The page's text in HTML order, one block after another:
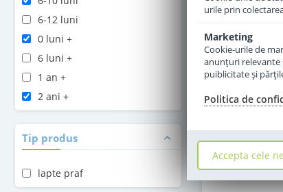
6-12 luni
0 luni +
6 luni +
1 an +
2 ani +
Tip produs
lapte praf
Formula de
in
69
urile prin
Marketing
Cookie-urile de
anunţuri relevante
puiblicitate şi
Politica de
Accepta cele